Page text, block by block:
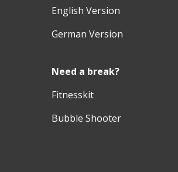
English Version
German Version
Need a break?
Fitnesskit
Bubble Shooter